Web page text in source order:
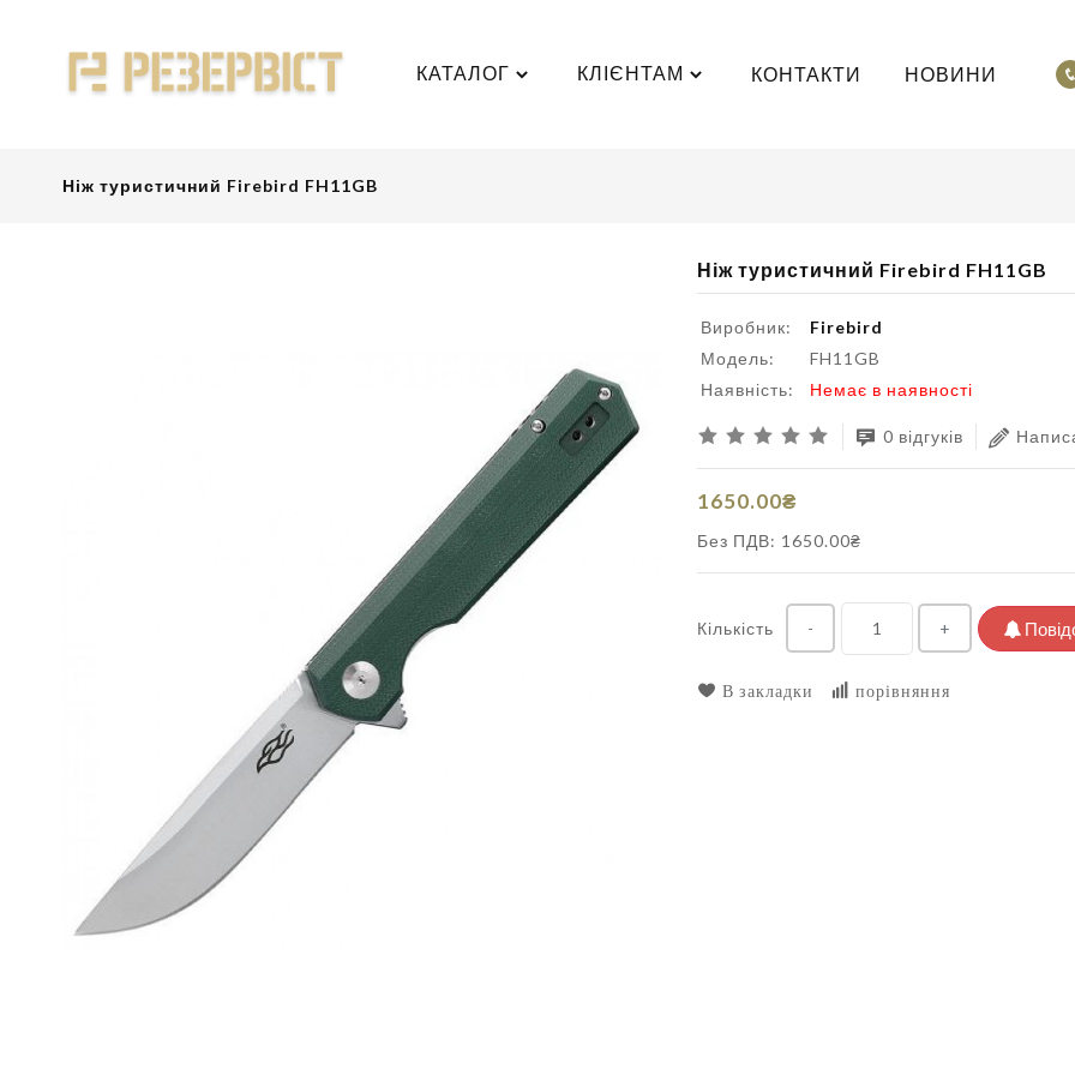
КАТАЛОГ КЛІЄНТАМ КОНТАКТИ НОВИНИ
Ніж туристичний Firebird FH11GB
Ніж туристичний Firebird FH11GB
Виробник:
Firebird
Модель:
FH11GB
Наявність:
Немає в наявності
0 відгуків
1650.00₴
Без ПДВ: 1650.00₴
Кількість - +
В закладки порівняння